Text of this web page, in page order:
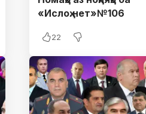
«Ислоҳ.нет»№106
22